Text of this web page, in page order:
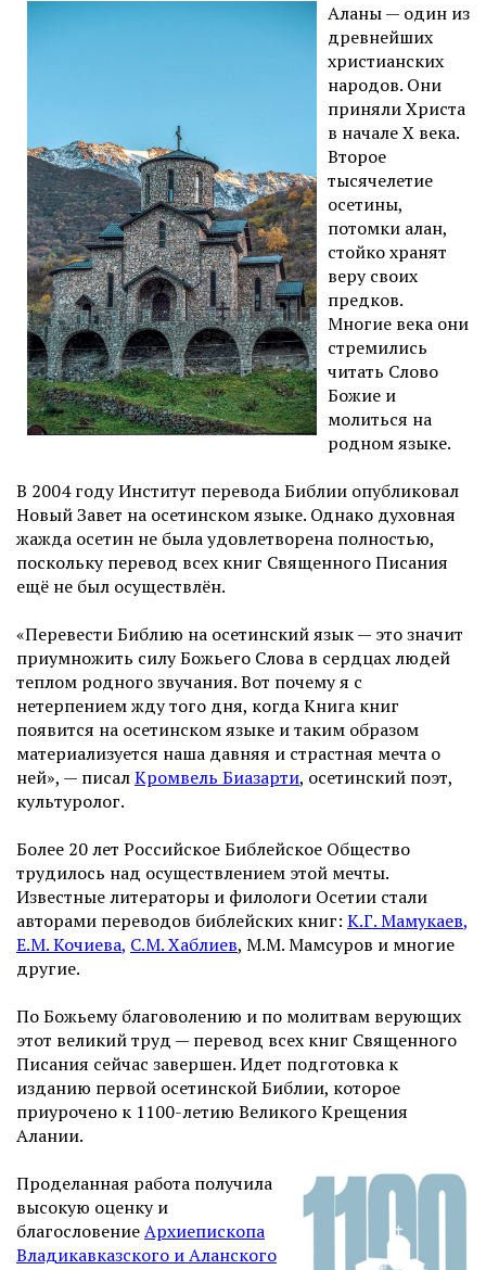
Аланы — один из
древнейших
христианских
народов. Они
приняли Христа
в начале Х века.
Второе
тысячелетие
осетины,
потомки алан,
стойко хранят
веру своих
предков.
Многие века они
стремились
читать Слово
Божие и
молиться на
родном языке.
В 2004 году Институт перевода Библии опубликовал
Новый Завет на осетинском языке. Однако духовная
жажда осетин не была удовлетворена полностью,
поскольку перевод всех книг Священного Писания
ещё не был осуществлён.
«Перевести Библию на осетинский язык — это значит
приумножить силу Божьего Слова в сердцах людей
теплом родного звучания. Вот почему я с
нетерпением жду того дня, когда Книга книг
появится на осетинском языке и таким образом
материализуется наша давняя и страстная мечта о
ней», — писалКромвель Биазарти, осетинский поэт,
культуролог.
Более 20 лет Российское Библейское Общество
трудилось над осуществлением этой мечты.
Известные литераторы и филологи Осетии стали
авторами переводов библейских книг: К.Г. Мамукаев,
Е.М. Кочиева, С.М. Хаблиев, М.М. Мамсуров и многие
другие.
По Божьему благоволению и по молитвам верующих
этот великий труд — перевод всех книг Священного
Писания сейчас завершен. Идет подготовка к
изданию первой осетинской Библии, которое
приурочено к 1100-летию Великого Крещения
Алании.
Проделанная работа получила
высокую оценку и
благословениеАрхиепископа
Владикавказского и Аланского